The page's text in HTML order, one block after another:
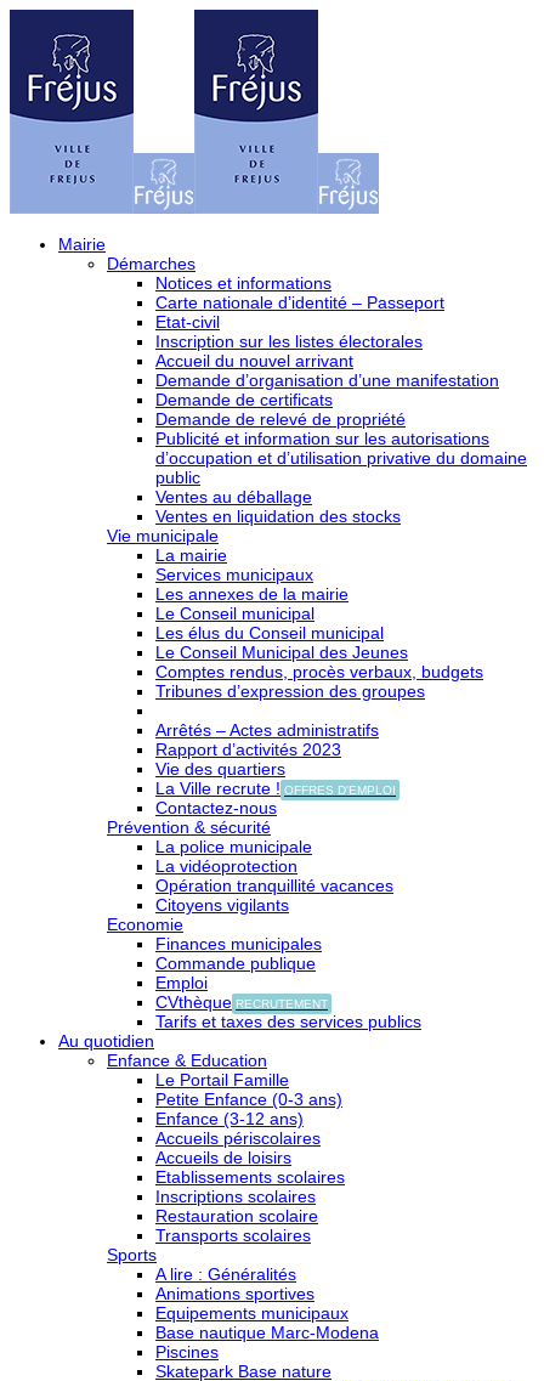
Mairie
Démarches
Notices et informations
Carte nationale d’identité – Passeport
Etat-civil
Inscription sur les listes électorales
Accueil du nouvel arrivant
Demande d’organisation d’une manifestation
Demande de certificats
Demande de relevé de propriété
Publicité et information sur les autorisations
d’occupation et d’utilisation privative du domaine
public
Ventes au déballage
Ventes en liquidation des stocks
Vie municipale
La mairie
Services municipaux
Les annexes de la mairie
Le Conseil municipal
Les élus du Conseil municipal
Le Conseil Municipal des Jeunes
Comptes rendus, procès verbaux, budgets
Tribunes d’expression des groupes
Arrêtés – Actes administratifs
Rapport d’activités 2023
Vie des quartiers
La Ville recrute ! OFFRES D'EMPLOI
Contactez-nous
Prévention & sécurité
La police municipale
La vidéoprotection
Opération tranquillité vacances
Citoyens vigilants
Economie
Finances municipales
Commande publique
Emploi
CVthèque RECRUTEMENT
Tarifs et taxes des services publics
Au quotidien
Enfance & Education
Le Portail Famille
Petite Enfance (0-3 ans)
Enfance (3-12 ans)
Accueils périscolaires
Accueils de loisirs
Etablissements scolaires
Inscriptions scolaires
Restauration scolaire
Transports scolaires
Sports
A lire : Généralités
Animations sportives
Equipements municipaux
Base nautique Marc-Modena
Piscines
Skatepark Base nature